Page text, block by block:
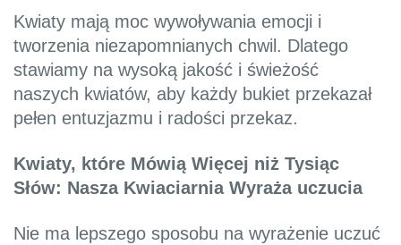
Kwiaty mają moc wywoływania emocji i
tworzenia niezapomnianych chwil. Dlatego
stawiamy na wysoką jakość i świeżość
naszych kwiatów, aby każdy bukiet przekazał
pełen entuzjazmu i radości przekaz.
Kwiaty, które Mówią Więcej niż Tysiąc
Słów: Nasza Kwiaciarnia Wyraża uczucia
Nie ma lepszego sposobu na wyrażenie uczuć